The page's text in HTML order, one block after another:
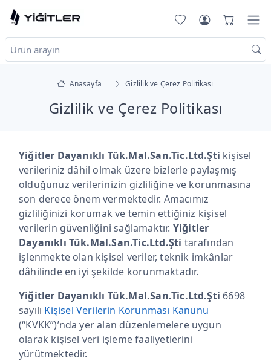
Anasayfa Gizlilik ve Çerez Politikası
Gizlilik ve Çerez Politikası
Yiğitler Dayanıklı Tük.Mal.San.Tic.Ltd.Şti kişisel
verileriniz dâhil olmak üzere bizlerle paylaşmış
olduğunuz verilerinizin gizliliğine ve korunmasına
son derece önem vermektedir. Amacımız
gizliliğinizi korumak ve temin ettiğiniz kişisel
verilerin güvenliğini sağlamaktır. Yiğitler
Dayanıklı Tük.Mal.San.Tic.Ltd.Şti tarafından
işlenmekte olan kişisel veriler, teknik imkânlar
dâhilinde en iyi şekilde korunmaktadır.
Yiğitler Dayanıklı Tük.Mal.San.Tic.Ltd.Şti 6698
sayılı Kişisel Verilerin Korunması Kanunu
(“KVKK”)’nda yer alan düzenlemelere uygun
olarak kişisel veri işleme faaliyetlerini
yürütmektedir.